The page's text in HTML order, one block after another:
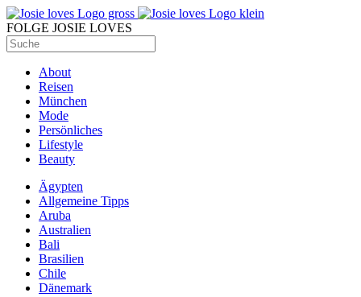
FOLGE JOSIE LOVES
About
Reisen
München
Mode
Persönliches
Lifestyle
Beauty
Ägypten
Allgemeine Tipps
Aruba
Australien
Bali
Brasilien
Chile
Dänemark